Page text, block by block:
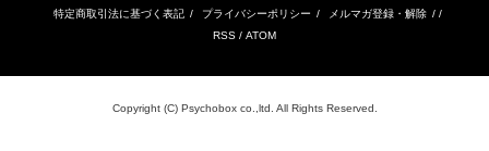
特定商取引法に基づく表記 / プライバシーポリシー / メルマガ登録・解除 / /
RSS / ATOM
Copyright (C) Psychobox co.,ltd. All Rights Reserved.